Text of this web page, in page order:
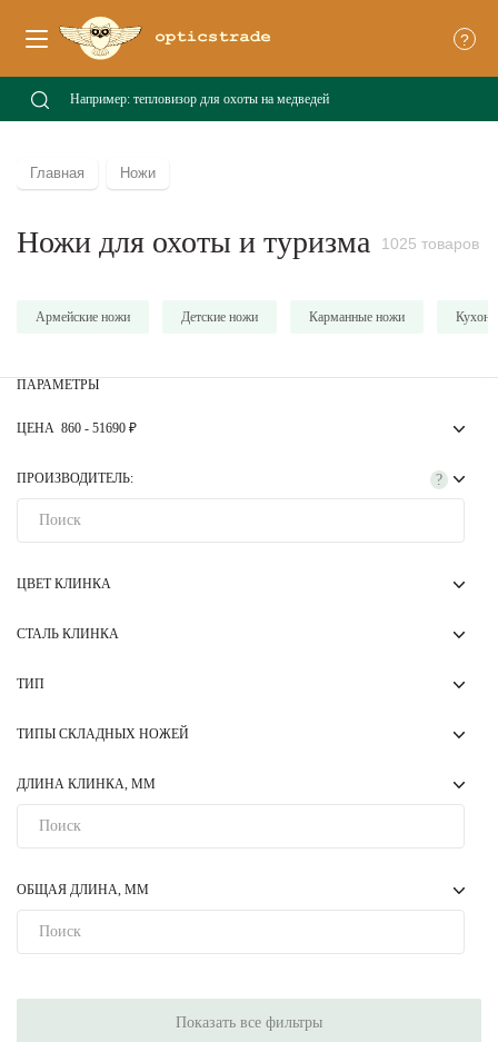
?
Главная Ножи
Ножи для охоты и туризма 1025 товаров
Армейские ножи Детские ножи Карманные ножи
ПАРАМЕТРЫ
ЦЕНА 860 - 51690 ₽
?
ПРОИЗВОДИТЕЛЬ:
ЦВЕТ КЛИНКА
СТАЛЬ КЛИНКА
ТИП
ТИПЫ СКЛАДНЫХ НОЖЕЙ
ДЛИНА КЛИНКА, ММ
ОБЩАЯ ДЛИНА, ММ
Показать все фильтры